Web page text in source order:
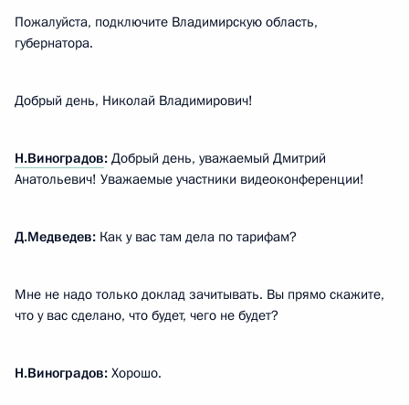
Пожалуйста, подключите Владимирскую область,
губернатора.
Добрый день, Николай Владимирович!
Н.Виноградов: Добрый день, уважаемый Дмитрий
Анатольевич! Уважаемые участники видеоконференции!
Д.Медведев: Как у вас там дела по тарифам?
Мне не надо только доклад зачитывать. Вы прямо скажите,
что у вас сделано, что будет, чего не будет?
Н.Виноградов: Хорошо.